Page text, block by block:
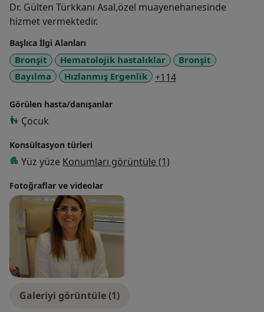
Dr. Gülten Türkkanı Asal,özel muayenehanesinde
hizmet vermektedir.
Başlıca İlgi Alanları
Bronşit Hematolojik hastalıklar
Bronşit
Bayılma
Hızlanmış Ergenlik +114
Görülen hasta/danışanlar
Çocuk
Konsültasyon türleri
Yüz yüze Konumları görüntüle (1)
Fotoğraflar ve videolar
Galeriyi görüntüle (1)